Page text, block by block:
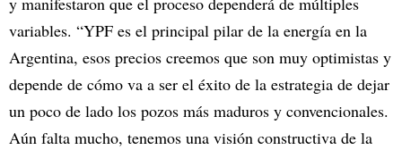
variables. “YPF es el principal pilar de la energía en la
Argentina, esos precios creemos que son muy optimistas y
depende de cómo va a ser el éxito de la estrategia de dejar
un poco de lado los pozos más maduros y convencionales.
Aún falta mucho, tenemos una visión constructiva de la